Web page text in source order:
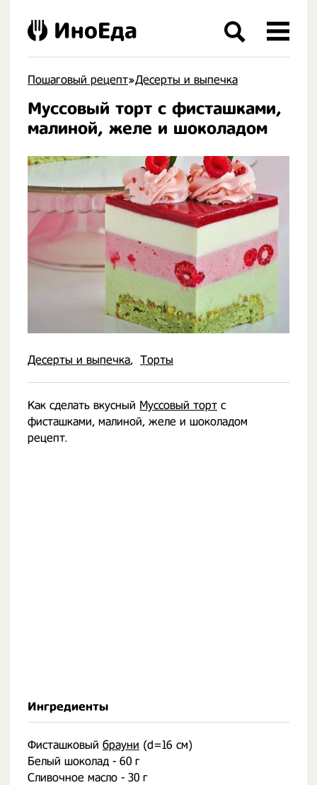
Пошаговый рецепт»Десерты и выпечка
Муссовый торт с фисташками,
малиной, желе и шоколадом
Десерты и выпечка Торты
Как сделать вкусный Муссовый торт с
фисташками, малиной, желе и шоколадом
рецепт.
Ингредиенты
Фисташковый брауни (d=16 см)
Белый шоколад - 60 г
Сливочное масло - 30 г
ИноЕда